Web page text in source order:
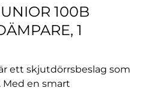
100B
1
ett skjutdörrsbeslag som
en smart